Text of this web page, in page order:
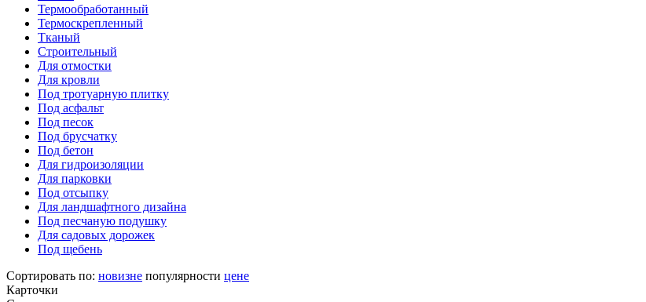
Термообработанный
Термоскрепленный
Тканый
Строительный
Для отмостки
Для кровли
Под тротуарную плитку
Под асфальт
Под песок
Под брусчатку
Под бетон
Для гидроизоляции
Для парковки
Под отсыпку
Для ландшафтного дизайна
Под песчаную подушку
Для садовых дорожек
Под щебень
Сортировать по: новизне популярности цене
Карточки